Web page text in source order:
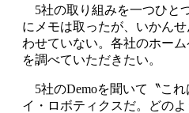
5社の取り組みを一つひと
にメモは取ったが、いかん
わせていない。各社のホー
を調べていただきたい。
5社のDemoを聞いて〝こ
イ・ロボティクスだ。どの